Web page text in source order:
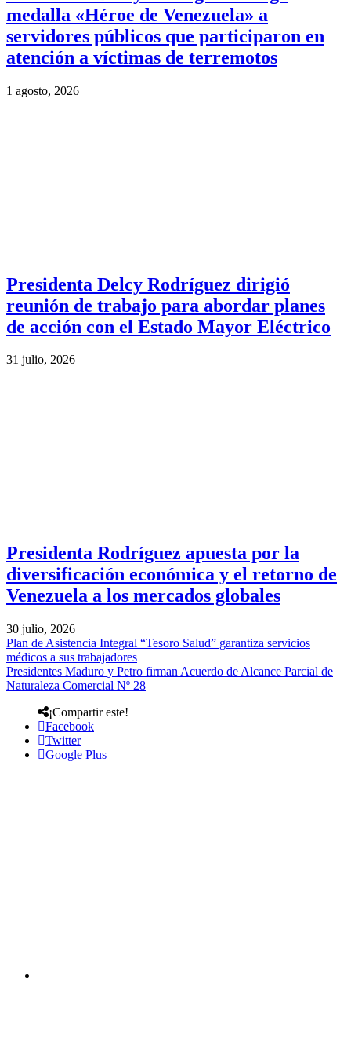
medalla «Héroe de Venezuela» a
servidores públicos que participaron en
atención a víctimas de terremotos
1 agosto, 2026
Presidenta Delcy Rodríguez dirigió
reunión de trabajo para abordar planes
de acción con el Estado Mayor Eléctrico
31 julio, 2026
Presidenta Rodríguez apuesta por la
diversificación económica y el retorno de
Venezuela a los mercados globales
30 julio, 2026
Plan de Asistencia Integral “Tesoro Salud” garantiza servicios
médicos a sus trabajadores
Presidentes Maduro y Petro firman Acuerdo de Alcance Parcial de
Naturaleza Comercial Nº 28
¡Compartir este!
Facebook
Twitter
Google Plus